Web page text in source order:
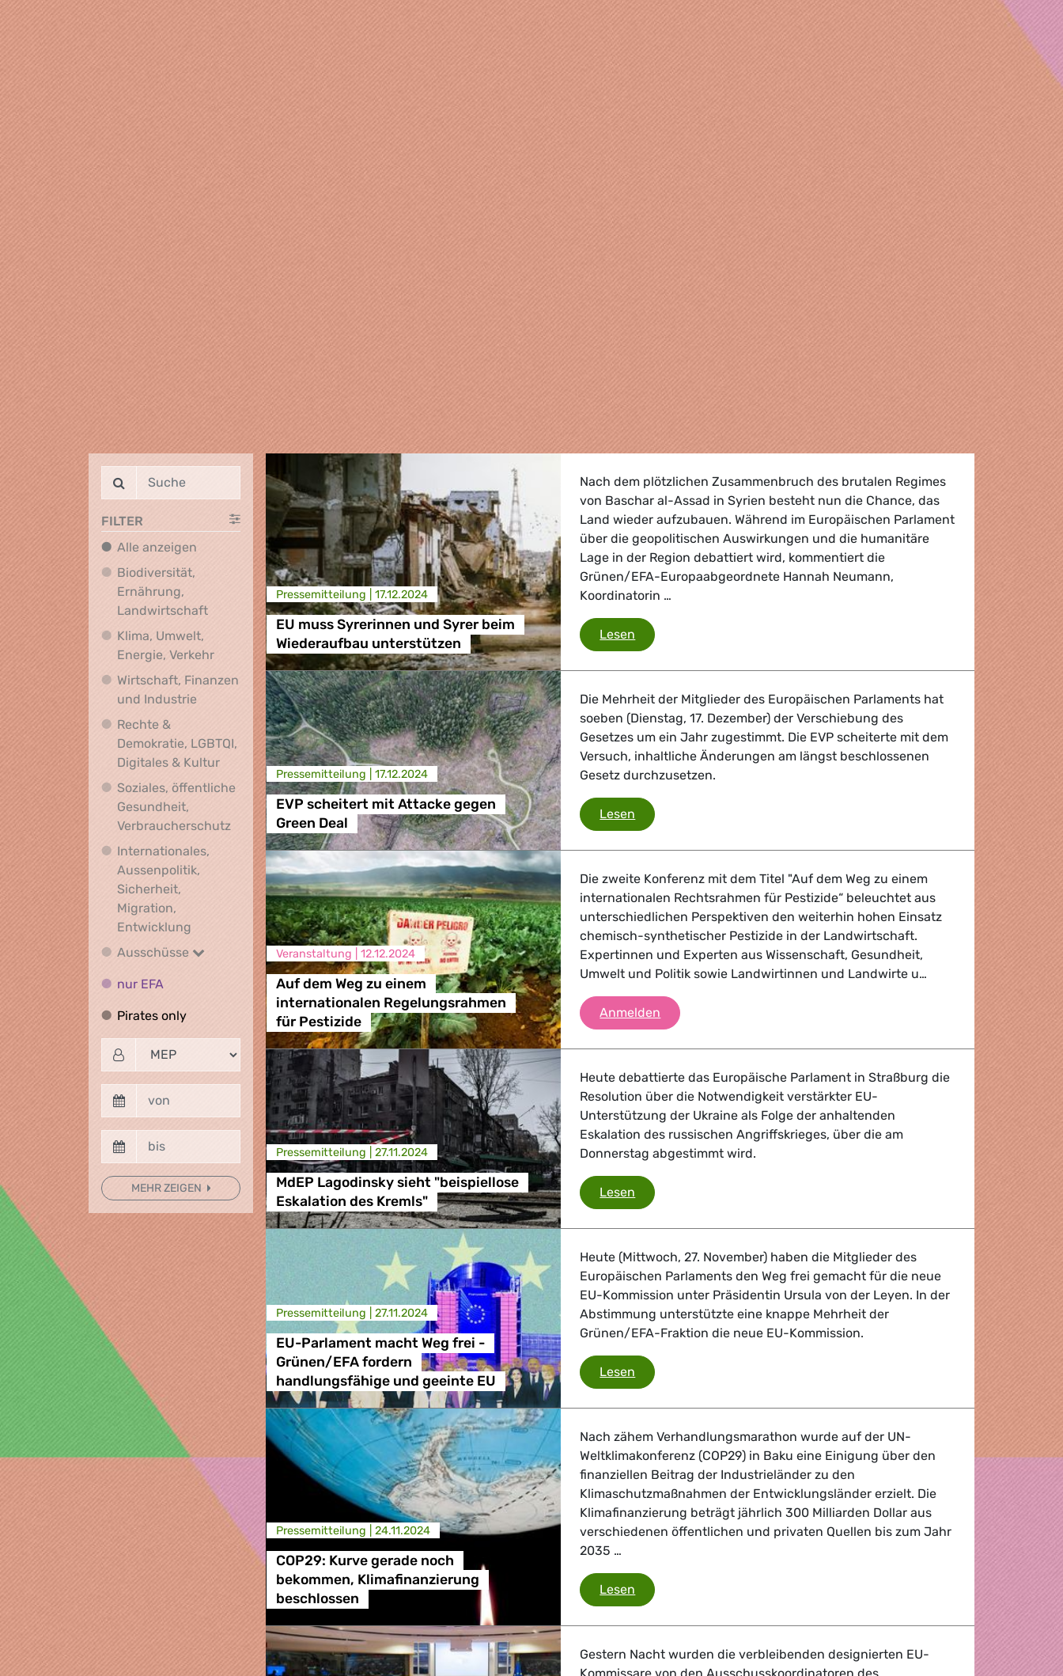
FILTER
Alle anzeigen Alle anzeigen
Biodiversität,
Ernährung,
LandwirtschaftBiodiversität, Ernährung, Landwirtschaft
Klima, Umwelt,
Energie, VerkehrKlima, Umwelt, Energie, Verkehr
Wirtschaft, Finanzen
und Industrie Wirtschaft, Finanzen und Industrie
Rechte &
Demokratie, LGBTQI,
Digitales & KulturRechte & Demokratie, LGBTQI, Digitales & Kultur
Soziales, öffentliche
Gesundheit,
VerbraucherschutzSoziales, öffentliche Gesundheit, Verbraucherschutz
Internationales,
Aussenpolitik,
Sicherheit,
Migration,
Entwicklung Internationales, Aussenpolitik, Sicherheit, Migration, Entwicklung
Ausschüsse
Ausschüsse
nur EFA
Pirates onlyPirates only
MEHR ZEIGEN
Presse­mitteilung | 17.12.2024
EU muss Syrerinnen und Syrer beim
Wiederaufbau unterstützen
Nach dem plötzlichen Zusammenbruch des brutalen Regimes
von Baschar al-Assad in Syrien besteht nun die Chance, das
Land wieder aufzubauen. Während im Europäischen Parlament
über die geopolitischen Auswirkungen und die humanitäre
Lage in der Region debattiert wird, kommentiert die
Grünen/EFA-Europaabgeordnete Hannah Neumann,
Koordinatorin …
Lesen EU muss Syrerinnen und Syrer beim Wiederaufbau unterstützen
Presse­mitteilung | 17.12.2024
EVP scheitert mit Attacke gegen
Green Deal
Die Mehrheit der Mitglieder des Europäischen Parlaments hat
soeben (Dienstag, 17. Dezember) der Verschiebung des
Gesetzes um ein Jahr zugestimmt. Die EVP scheiterte mit dem
Versuch, inhaltliche Änderungen am längst beschlossenen
Gesetz durchzusetzen.
Lesen EVP scheitert mit Attacke gegen Green Deal
Veranstaltung | 12.12.2024
Auf dem Weg zu einem
internationalen Regelungsrahmen
für Pestizide
Die zweite Konferenz mit dem Titel "Auf dem Weg zu einem
internationalen Rechtsrahmen für Pestizide“ beleuchtet aus
unterschiedlichen Perspektiven den weiterhin hohen Einsatz
chemisch-synthetischer Pestizide in der Landwirtschaft.
Expertinnen und Experten aus Wissenschaft, Gesundheit,
Umwelt und Politik sowie Landwirtinnen und Landwirte u…
Anmelden Auf dem Weg zu einem internationalen Regelungsrahmen für
Presse­mitteilung | 27.11.2024
MdEP Lagodinsky sieht "beispiellose
Eskalation des Kremls"
Heute debattierte das Europäische Parlament in Straßburg die
Resolution über die Notwendigkeit verstärkter EU-
Unterstützung der Ukraine als Folge der anhaltenden
Eskalation des russischen Angriffskrieges, über die am
Donnerstag abgestimmt wird.
Lesen MdEP Lagodinsky sieht "beispiellose Eskalation des Kremls"
Presse­mitteilung | 27.11.2024
EU-Parlament macht Weg frei -
Grünen/EFA fordern
handlungsfähige und geeinte EU
Heute (Mittwoch, 27. November) haben die Mitglieder des
Europäischen Parlaments den Weg frei gemacht für die neue
EU-Kommission unter Präsidentin Ursula von der Leyen. In der
Abstimmung unterstützte eine knappe Mehrheit der
Grünen/EFA-Fraktion die neue EU-Kommission.
Lesen EU-Parlament macht Weg frei - Grünen/EFA fordern handlungsfähige
Presse­mitteilung | 24.11.2024
COP29: Kurve gerade noch
bekommen, Klimafinanzierung
beschlossen
Nach zähem Verhandlungsmarathon wurde auf der UN-
Weltklimakonferenz (COP29) in Baku eine Einigung über den
finanziellen Beitrag der Industrieländer zu den
Klimaschutzmaßnahmen der Entwicklungsländer erzielt. Die
Klimafinanzierung beträgt jährlich 300 Milliarden Dollar aus
verschiedenen öffentlichen und privaten Quellen bis zum Jahr
2035 …
Lesen COP29: Kurve gerade noch bekommen, Klimafinanzierung beschlossen
Gestern Nacht wurden die verbleibenden designierten EU-
Kommissare von den Ausschusskoordinatoren des